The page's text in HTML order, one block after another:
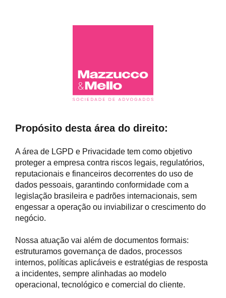
Propósito desta área do direito:
A área de LGPD e Privacidade tem como objetivo
proteger a empresa contra riscos legais, regulatórios,
reputacionais e financeiros decorrentes do uso de
dados pessoais, garantindo conformidade com a
legislação brasileira e padrões internacionais, sem
engessar a operação ou inviabilizar o crescimento do
negócio.
Nossa atuação vai além de documentos formais:
estruturamos governança de dados, processos
internos, políticas aplicáveis e estratégias de resposta
a incidentes, sempre alinhadas ao modelo
operacional, tecnológico e comercial do cliente.